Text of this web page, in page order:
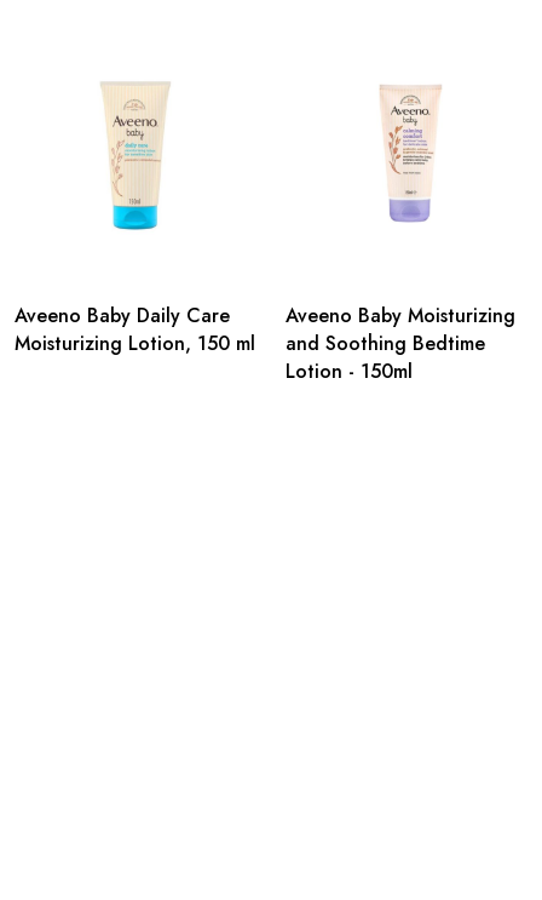
Aveeno Baby Daily Care
Moisturizing Lotion, 150 ml
Aveeno Baby Moisturizing
and Soothing Bedtime
Lotion - 150ml